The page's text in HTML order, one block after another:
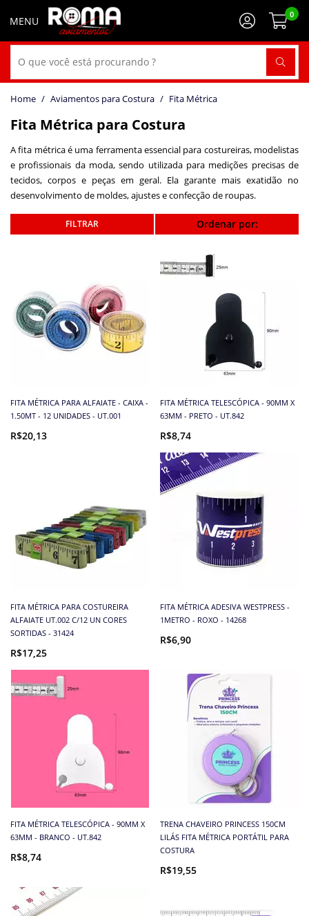
0
Aviamentos para Costura Fita Métrica
Fita Métrica para Costura
A fita métrica é uma ferramenta essencial para costureiras, modelistas
e profissionais da moda, sendo utilizada para medições precisas de
tecidos, corpos e peças em geral. Ela garante mais exatidão no
desenvolvimento de moldes, ajustes e confecção de roupas.
Ordenar por:
FITA MÉTRICA PARA ALFAIATE - CAIXA -
1.50MT - 12 UNIDADES - UT.001
R$20,13
FITA MÉTRICA TELESCÓPICA - 90MM X
63MM - PRETO - UT.842
R$8,74
FITA MÉTRICA PARA COSTUREIRA
ALFAIATE UT.002 C/12 UN CORES
SORTIDAS - 31424
R$17,25
FITA MÉTRICA ADESIVA WESTPRESS -
1METRO - ROXO - 14268
R$6,90
FITA MÉTRICA TELESCÓPICA - 90MM X
63MM - BRANCO - UT.842
R$8,74
TRENA CHAVEIRO PRINCESS 150CM
LILÁS FITA MÉTRICA PORTÁTIL PARA
COSTURA
R$19,55